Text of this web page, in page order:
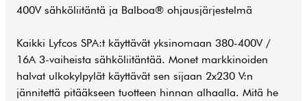
400V sähköliitäntä ja Balboa® ohjausjärjestelmä
Kaikki Lyfcos SPA:t käyttävät yksinomaan 380-400V /
16A 3-vaiheista sähköliitäntää. Monet markkinoiden
halvat ulkokylpylät käyttävät sen sijaan 2x230 V:n
jännitettä pitääkseen tuotteen hinnan alhaalla. Mitä he